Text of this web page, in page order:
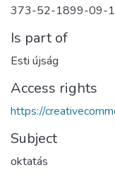
373-52-1899-09-
Is part of
Esti újság
Access rights
https://
Subject
oktatás